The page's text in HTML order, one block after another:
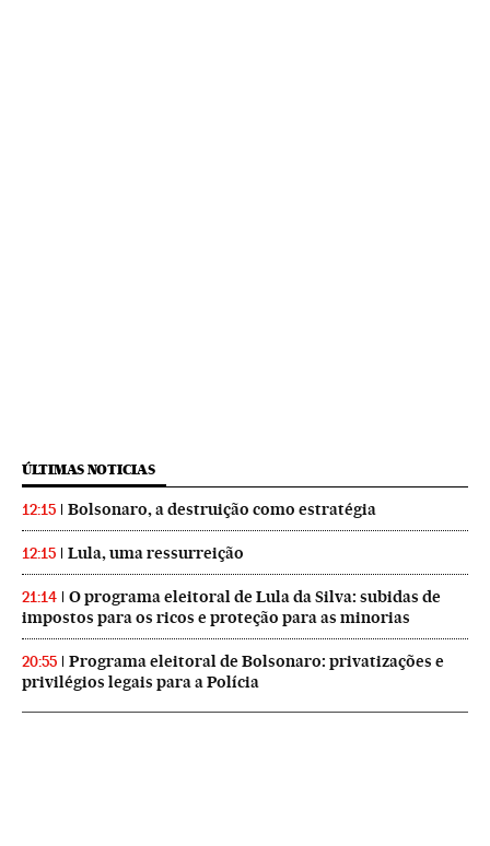
ÚLTIMAS NOTICIAS
12:15 Bolsonaro, a destruição como estratégia
12:15 Lula, uma ressurreição
21:14
O programa eleitoral de Lula da Silva: subidas de
impostos para os ricos e proteção para as minorias
20:55
Programa eleitoral de Bolsonaro: privatizações e
privilégios legais para a Polícia